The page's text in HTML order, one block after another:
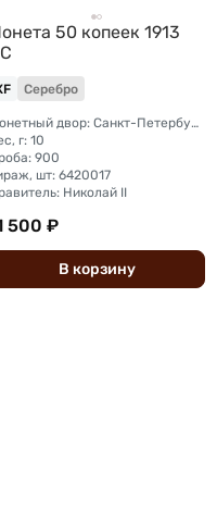
50 копеек 1913
Серебро
Монетный двор: Санкт-Петербургский монетный двор
г: 10
900
шт: 6420017
Николай II
500 ₽
В корзину